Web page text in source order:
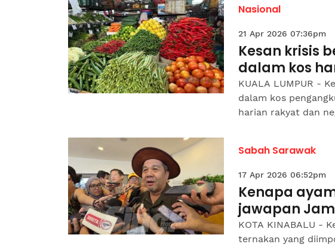
Nasional
21 Apr 2026 07:36pm
Kesan krisis
dalam kos
KUALA LUMPUR -
dalam kos
harian rakyat dan
Sabah Sarawak
17 Apr 2026 06:52pm
Kenapa
jawapan
KOTA KINABALU -
ternakan yang